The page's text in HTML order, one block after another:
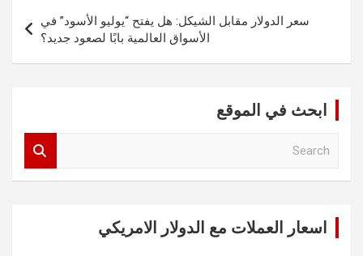
سعر الدولار مقابل الشيكل: هل يفتح “يوليو الأسود” في
الأسواق العالمية بابًا لصعود جديد؟
ابحث في الموقع
اسعار العملات مع الدولار الامريكي